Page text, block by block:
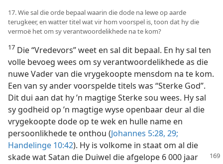
17. Wie sal die orde bepaal waarin die dode na lewe op aarde
terugkeer, en watter titel wat vir hom voorspel is, toon dat hy die
vermoë het om sy verantwoordelikhede na te kom?
17 Die “Vredevors” weet en sal dit bepaal. En hy sal ten
volle bevoeg wees om sy verantwoordelikhede as die
nuwe Vader van die vrygekoopte mensdom na te kom.
Een van sy ander voorspelde titels was “Sterke God”.
Dit dui aan dat hy ’n magtige Sterke sou wees. Hy sal
sy godheid op ’n magtige wyse openbaar deur al die
vrygekoopte dode op te wek en hulle name en
persoonlikhede te onthou (Johannes 5:28, 29;
Handelinge 10:42). Hy is volkome in staat om al die
skade wat Satan die Duiwel die afgelope 6 000 jaar